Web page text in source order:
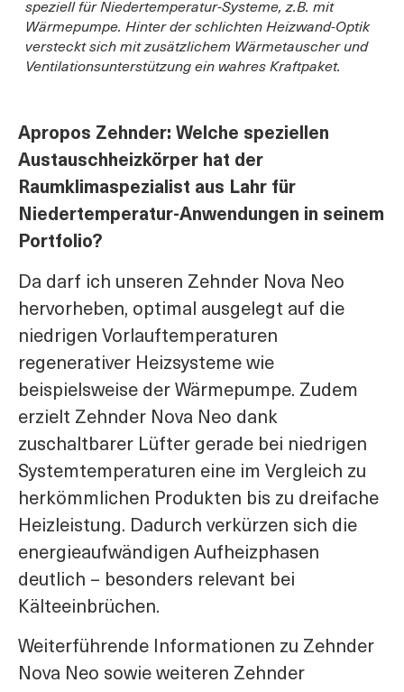
speziell für Niedertemperatur-Systeme, z.B. mit
Wärmepumpe. Hinter der schlichten Heizwand-Optik
versteckt sich mit zusätzlichem Wärmetauscher und
Ventilationsunterstützung ein wahres Kraftpaket.
Apropos Zehnder: Welche speziellen
Austauschheizkörper hat der
Raumklimaspezialist aus Lahr für
Niedertemperatur-Anwendungen in seinem
Portfolio?
Da darf ich unseren Zehnder Nova Neo
hervorheben, optimal ausgelegt auf die
niedrigen Vorlauftemperaturen
regenerativer Heizsysteme wie
beispielsweise der Wärmepumpe. Zudem
erzielt Zehnder Nova Neo dank
zuschaltbarer Lüfter gerade bei niedrigen
Systemtemperaturen eine im Vergleich zu
herkömmlichen Produkten bis zu dreifache
Heizleistung. Dadurch verkürzen sich die
energieaufwändigen Aufheizphasen
deutlich – besonders relevant bei
Kälteeinbrüchen.
Weiterführende Informationen zu Zehnder
Nova Neo sowie weiteren Zehnder